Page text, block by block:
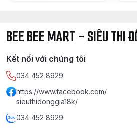
BEE BEE MART - SIÊU THI
Kết nối với chúng tôi
034 452 8929
https://www.facebook.com/
sieuthidonggia18k/
034 452 8929